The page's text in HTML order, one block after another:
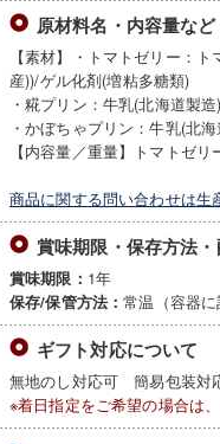
原材料名・内容量など
【素材】・トマトゼリー：
産))/ゲル化剤(増粘多糖類)
・糀プリン：牛乳(北海道製
・かぼちゃプリン：牛乳(北
【内容量／重量】トマトゼ
商品に関する問い合わせは生
賞味期限・保存方法
賞味期限： 1年
保存/保管方法：常温（容器に
ギフト対応について
無地のし対応可 簡易包装
※着日指定をご希望の場合は